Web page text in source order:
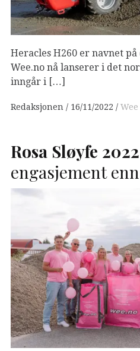
Heracles H260 er navnet
Wee.no nå lanserer i det
inngår i […]
Redaksjonen 16/11/2022 Wee
Rosa Sløyfe
engasjement